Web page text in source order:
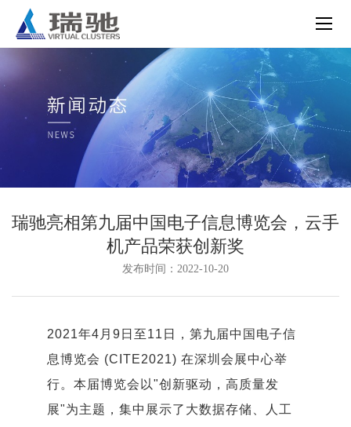
瑞驰亮相第九届中国电子信息博览会，云手
机产品荣获创新奖
发布时间：2022-10-20
2021年4月9日至11日，第九届中国电子信
息博览会 (CITE2021) 在深圳会展中心举
行。本届博览会以"创新驱动，高质量发
展"为主题，集中展示了大数据存储、人工